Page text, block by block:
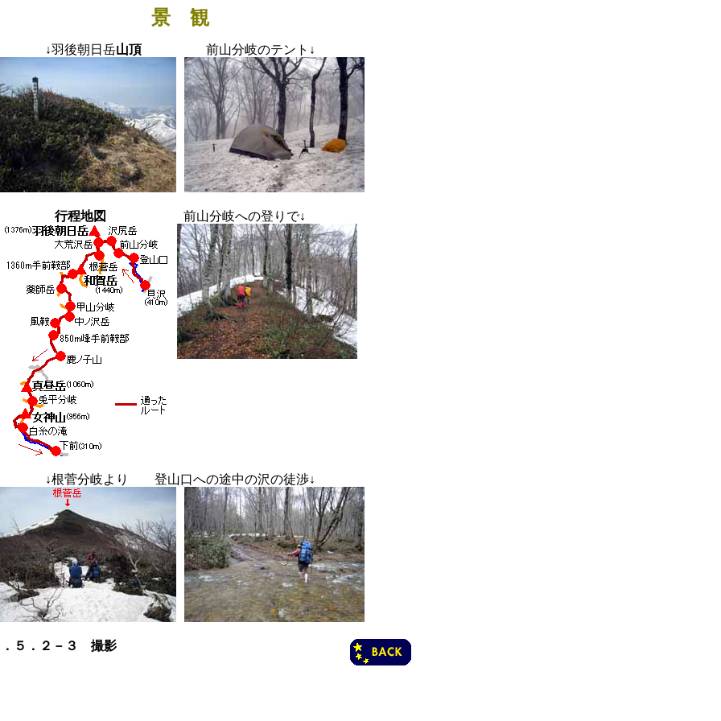
景 観
↓羽後朝日岳山頂 前山分岐のテント ↓
行程地図 前山分岐への登りで↓
↓根菅分岐より 登山口への途中の沢の徒渉↓
．５．２－３ 撮影